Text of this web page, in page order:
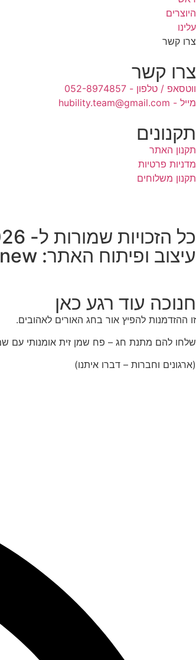
היוצרים
עלינו
צרו קשר
צרו קשר
ווטסאפ / טלפון - 052-8974857
מייל - hubility.team@gmail.com
תקנונים
תקנון האתר
מדניות פרטיות
תקנון משלוחים
כל הזכויות שמורות ל- HUB-ility © 2026
עיצוב ופיתוח האתר: Revenew
חנוכה עוד רגע כאן
זו ההזדמנות להפיץ אור בחג האורים לאהובים.
שלחו להם מתנת חג – פח שמן זית אומנותי עם
(ארגונים וחברות – דברו איתנו)